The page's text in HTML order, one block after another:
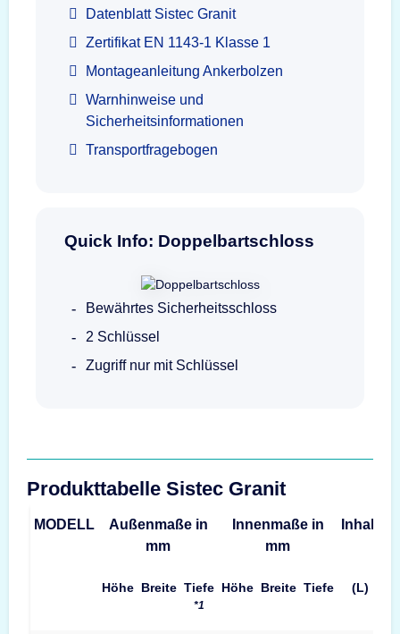
Datenblatt Sistec Granit
Zertifikat EN 1143-1 Klasse 1
Montageanleitung Ankerbolzen
Warnhinweise und
Sicherheitsinformationen
Transportfragebogen
Quick Info: Doppelbartschloss
Bewährtes Sicherheitsschloss
2 Schlüssel
Zugriff nur mit Schlüssel
Produkttabelle Sistec Granit
MODELL
Außenmaße in
mm
Innenmaße in
mm
Inhalt
Höhe Breite Tiefe
*1
Höhe Breite Tiefe (L)